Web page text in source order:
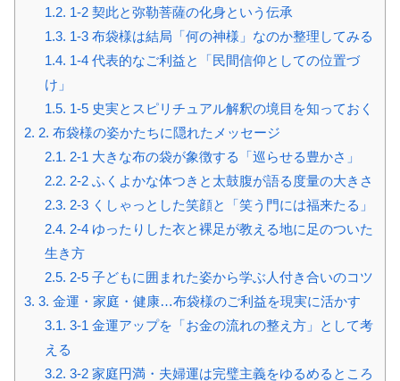
1.2. 1-2 契此と弥勒菩薩の化身という伝承
1.3. 1-3 布袋様は結局「何の神様」なのか整理してみる
1.4. 1-4 代表的なご利益と「民間信仰としての位置づ
け」
1.5. 1-5 史実とスピリチュアル解釈の境目を知っておく
2. 2. 布袋様の姿かたちに隠れたメッセージ
2.1. 2-1 大きな布の袋が象徴する「巡らせる豊かさ」
2.2. 2-2 ふくよかな体つきと太鼓腹が語る度量の大きさ
2.3. 2-3 くしゃっとした笑顔と「笑う門には福来たる」
2.4. 2-4 ゆったりした衣と裸足が教える地に足のついた
生き方
2.5. 2-5 子どもに囲まれた姿から学ぶ人付き合いのコツ
3. 3. 金運・家庭・健康…布袋様のご利益を現実に活かす
3.1. 3-1 金運アップを「お金の流れの整え方」として考
える
3.2. 3-2 家庭円満・夫婦運は完璧主義をゆるめるところ